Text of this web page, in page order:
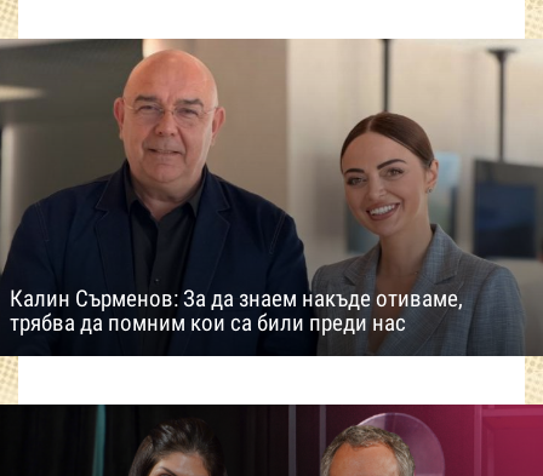
Калин Сърменов: За да знаем накъде отиваме,
трябва да помним кои са били преди нас